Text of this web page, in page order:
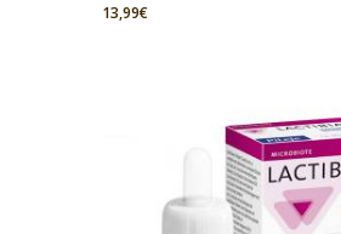
13,99€